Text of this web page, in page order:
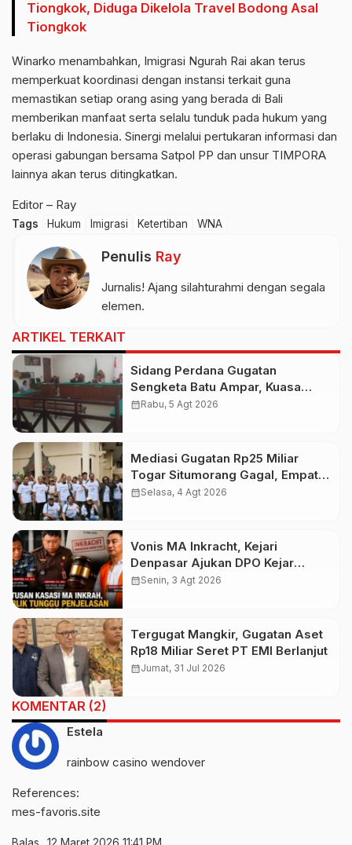
Tiongkok, Diduga Dikelola Travel Bodong Asal
Tiongkok
Winarko menambahkan, Imigrasi Ngurah Rai akan terus
memperkuat koordinasi dengan instansi terkait guna
memastikan setiap orang asing yang berada di Bali
memberikan manfaat serta selalu tunduk pada hukum yang
berlaku di Indonesia. Sinergi melalui pertukaran informasi dan
operasi gabungan bersama Satpol PP dan unsur TIMPORA
lainnya akan terus ditingkatkan.
Editor – Ray
Tags Hukum Imigrasi Ketertiban WNA
Penulis Ray
Jurnalis! Ajang silahturahmi dengan segala
elemen.
ARTIKEL TERKAIT
Sidang Perdana Gugatan
Sengketa Batu Ampar, Kuasa
Hukum Sebut Tak Ikut Tergugat di
calendar_monthRabu, 5 Agt 2026
Mediasi Gugatan Rp25 Miliar
Togar Situmorang Gagal, Empat
Media Pilih Lawan di Pengadilan
calendar_monthSelasa, 4 Agt 2026
Vonis MA Inkracht, Kejari
Denpasar Ajukan DPO Kejar
Budiman Tiang
calendar_monthSenin, 3 Agt 2026
Tergugat Mangkir, Gugatan Aset
Rp18 Miliar Seret PT EMI Berlanjut
calendar_monthJumat, 31 Jul 2026
KOMENTAR (2)
Estela
rainbow casino wendover
References:
mes-favoris.site